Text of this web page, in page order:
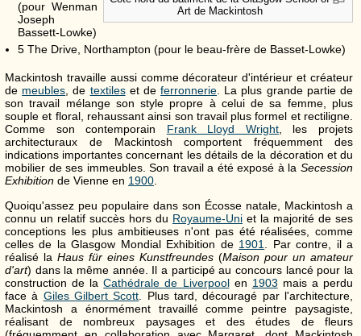
Art de Mackintosh
(pour Wenman
Joseph
Bassett-Lowke)
5 The Drive, Northampton (pour le beau-frère de Basset-Lowke)
Mackintosh travaille aussi comme décorateur d'intérieur et créateur
de meubles, de textileset deferronnerie. La plus grande partie de
son travail mélange son style propre à celui de sa femme, plus
souple et floral, rehaussant ainsi son travail plus formel et rectiligne.
Comme son contemporain Frank Lloyd Wright, les projets
architecturaux de Mackintosh comportent fréquemment des
indications importantes concernant les détails de la décoration et du
mobilier de ses immeubles. Son travail a été exposé à la Secession
Exhibition de Vienne en 1900.
Quoiqu'assez peu populaire dans son Écosse natale, Mackintosh a
connu un relatif succès hors du Royaume-Uni et la majorité de ses
conceptions les plus ambitieuses n'ont pas été réalisées, comme
celles de la Glasgow Mondial Exhibition de 1901
. Par contre, il a
réalisé la Haus für eines Kunstfreundes (Maison pour un amateur
d'art) dans la même année. Il a participé au concours lancé pour la
construction de laCathédrale de Liverpoolen 1903 mais a perdu
face à Giles Gilbert Scott . Plus tard, découragé par l'architecture,
Mackintosh a énormément travaillé comme peintre paysagiste,
réalisant de nombreux paysages et des études de fleurs